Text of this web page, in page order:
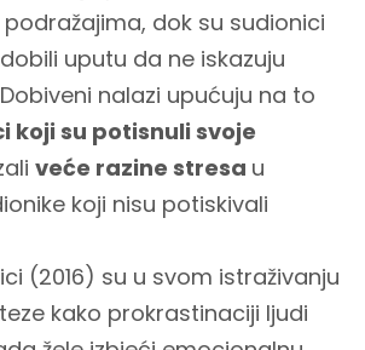
dok su sudionici
uputu da ne iskazuju
nalazi upućuju na to
koji su potisnuli svoje
veće razine stresa u
koji nisu potiskivali
(2016) su u svom istraživanju
kako prokrastinaciji ljudi